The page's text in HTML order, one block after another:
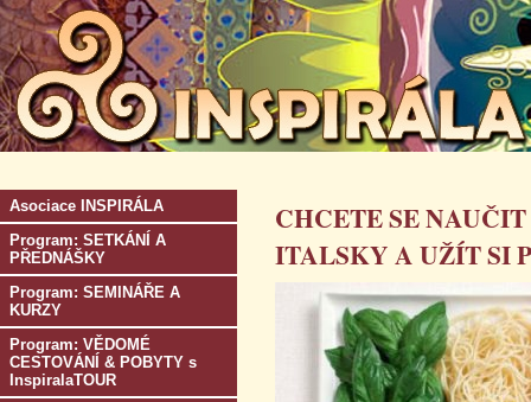
Asociace INSPIRÁLA
Program: SETKÁNÍ A
PŘEDNÁŠKY
Program: SEMINÁŘE A
KURZY
Program: VĚDOMÉ
CESTOVÁNÍ & POBYTY s
InspiralaTOUR
CHCETE SE
ITALSKY A UŽÍT SI